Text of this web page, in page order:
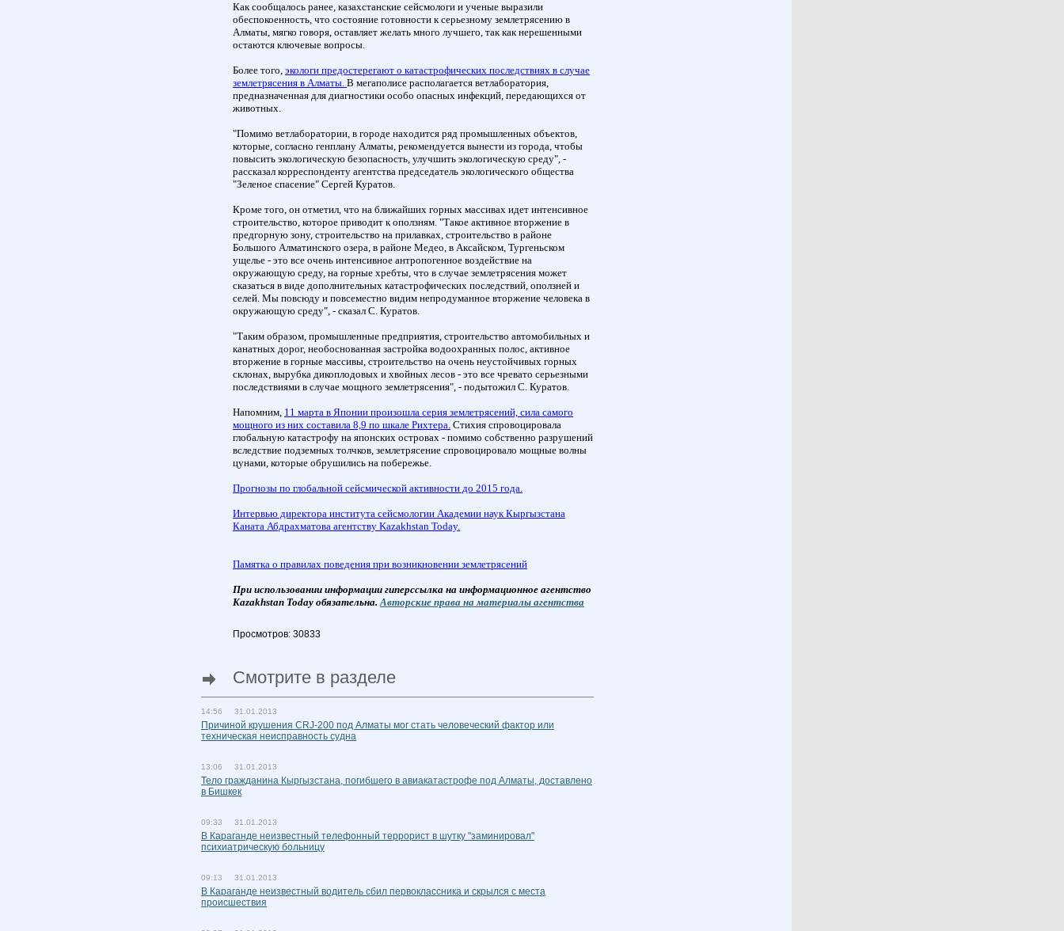
Как сообщалось ранее, казахстанские сейсмологи и ученые выразили
обеспокоенность, что состояние готовности к серьезному землетрясению в
Алматы, мягко говоря, оставляет желать много лучшего, так как нерешенными
остаются ключевые вопросы.
Более того, экологи предостерегают о катастрофических последствиях в случае
землетрясения в Алматы. В мегаполисе располагается ветлаборатория,
предназначенная для диагностики особо опасных инфекций, передающихся от
животных.
"Помимо ветлаборатории, в городе находится ряд промышленных объектов,
которые, согласно генплану Алматы, рекомендуется вынести из города, чтобы
повысить экологическую безопасность, улучшить экологическую среду", -
рассказал корреспонденту агентства председатель экологического общества
"Зеленое спасение" Сергей Куратов.
Кроме того, он отметил, что на ближайших горных массивах идет интенсивное
строительство, которое приводит к оползням. "Такое активное вторжение в
предгорную зону, строительство на прилавках, строительство в районе
Большого Алматинского озера, в районе Медео, в Аксайском, Тургеньском
ущелье - это все очень интенсивное антропогенное воздействие на
окружающую среду, на горные хребты, что в случае землетрясения может
сказаться в виде дополнительных катастрофических последствий, оползней и
селей. Мы повсюду и повсеместно видим непродуманное вторжение человека в
окружающую среду", - сказал С. Куратов.
"Таким образом, промышленные предприятия, строительство автомобильных и
канатных дорог, необоснованная застройка водоохранных полос, активное
вторжение в горные массивы, строительство на очень неустойчивых горных
склонах, вырубка дикоплодовых и хвойных лесов - это все чревато серьезными
последствиями в случае мощного землетрясения", - подытожил С. Куратов.
Напомним, 11 марта в Японии произошла серия землетрясений, сила самого
мощного из них составила 8,9 по шкале Рихтера. Стихия спровоцировала
глобальную катастрофу на японских островах - помимо собственно разрушений
вследствие подземных толчков, землетрясение спровоцировало мощные волны
цунами, которые обрушились на побережье.
Прогнозы по глобальной сейсмической активности до 2015 года.
Интервью директора института сейсмологии Академии наук Кыргызстана
Каната Абдрахматова агентству Kazakhstan Today.
Памятка о правилах поведения при возникновении землетрясений
При использовании информации гиперссылка на информационное агентство
Kazakhstan Today обязательна.Авторские права на материалы агентства
Просмотров: 30833
Смотрите в разделе
14:56 31.01.2013
Причиной крушения CRJ-200 под Алматы мог стать человеческий фактор или
техническая неисправность судна
13:06 31.01.2013
Тело гражданина Кыргызстана, погибшего в авиакатастрофе под Алматы, доставлено
в Бишкек
09:33 31.01.2013
В Караганде неизвестный телефонный террорист в шутку "заминировал"
психиатрическую больницу
09:13 31.01.2013
В Караганде неизвестный водитель сбил первоклассника и скрылся с места
происшествия